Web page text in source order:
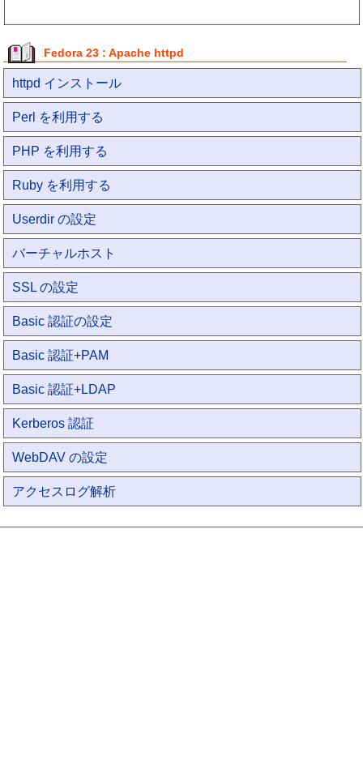
Fedora 23 : Apache httpd
httpd インストール
Perl を利用する
PHP を利用する
Ruby を利用する
Userdir の設定
バーチャルホスト
SSL の設定
Basic 認証の設定
Basic 認証+PAM
Basic 認証+LDAP
Kerberos 認証
WebDAV の設定
アクセスログ解析